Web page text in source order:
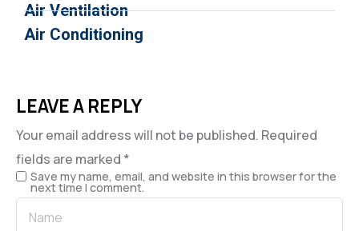
Air Ventilation
Air Conditioning
LEAVE A REPLY
Your email address will not be published. Required
fields are marked *
Save my name, email, and website in this browser for the
next time I comment.